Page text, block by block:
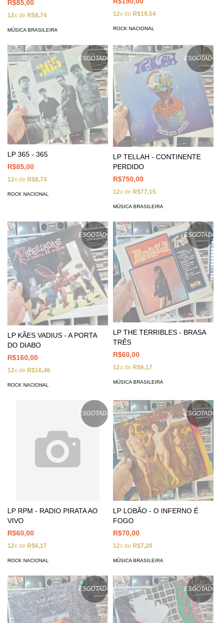
R$85,00
12x de R$8,74
MÚSICA BRASILEIRA
12x de R$19,54
ROCK NACIONAL
ESGOTADO
LP 365 - 365
R$85,00
12x de R$8,74
ROCK NACIONAL
ESGOTADO
LP TELLAH - CONTINENTE
PERDIDO
R$750,00
12x de R$77,15
MÚSICA BRASILEIRA
ESGOTADO
LP KÃES VADIUS - A PORTA
DO DIABO
R$160,00
12x de R$16,46
ROCK NACIONAL
ESGOTADO
LP THE TERRIBLES - BRASA
TRÊS
R$60,00
12x de R$6,17
MÚSICA BRASILEIRA
ESGOTADO
LP RPM - RADIO PIRATA AO
VIVO
R$60,00
12x de R$6,17
ROCK NACIONAL
ESGOTADO
LP LOBÃO - O INFERNO É
FOGO
R$70,00
12x de R$7,20
MÚSICA BRASILEIRA
ESGOTADO ESGOTADO